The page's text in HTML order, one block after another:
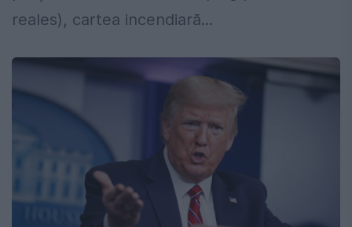
reales), cartea incendiară...